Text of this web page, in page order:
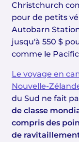
Christchurch
pour de petits
Autobarn
jusqu'à 550 $
comme le
Le voyage en
Nouvelle-
du Sud ne fait
de classe
compris des
de